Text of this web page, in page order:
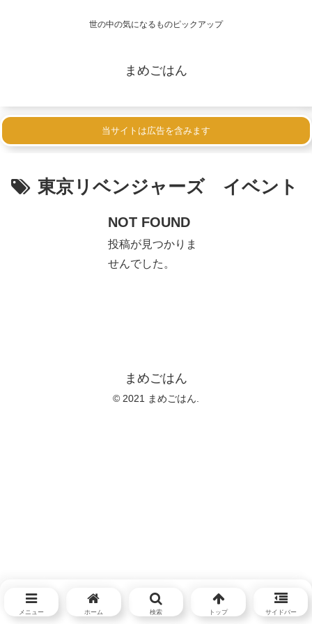
世の中の気になるものピックアップ
まめごはん
当サイトは広告を含みます
東京リベンジャーズ イベント
NOT FOUND
投稿が見つかりま
せんでした。
まめごはん
© 2021 まめごはん.
メニュー ホーム 検索 トップ サイドバー